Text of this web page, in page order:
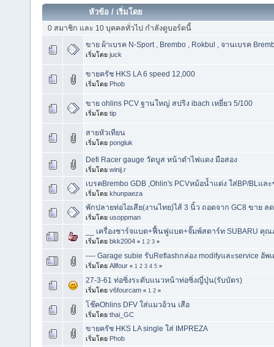
หัวข้อ / เริ่มโดย
0 สมาชิก และ 10 บุคคลทั่วไป กำลังดูบอร์ดนี้
ขาย ผ้าเบรค N-Sport , Brembo , Rokbul , จานเบรค
เริ่มโดย juck
ขายครัช HKS LA 6 speed 12,000
เริ่มโดย Phob
ขาย ohlins PCV ฐานใหญ่ สปริง ibach เหยี่ยว 5/100
เริ่มโดย tip
สายหัวเทียน
เริ่มโดย pongluk
Defi Racer gauge วัดบูส หน้าดำไฟแดง มือสอง
เริ่มโดย winij.r
เบรคBrembo GDB ,Ohlin's PCVหม้อน้ำแต่ง ใส่BP/BLแล
เริ่มโดย khunpaeza
พักปลายท่อไอเสีย(งานไทย)ไส้ 3 นิ้ว ถอดจาก GC8 ขาย ล
เริ่มโดย usoppman
__ เครื่องชาร์จแบต+ฟื้นฟูแบต+จั๊มพ์สตาร์ท SUBARU คุ
เริ่มโดย bkk2004 « 1 2 3 »
---- Garage subie รับReflashกล่อง modifyและservice อั
เริ่มโดย Allfour « 1 2 3 4 5 »
27-3-61 ท่อซิ่งระดับแนวหน้าท่อซิ่งญี่ปุ่น(รับบัตร)
เริ่มโดย v6fourcam « 1 2 »
โช๊คOhlins DFV ใส่แมวอ้วน เสือ
เริ่มโดย thai_GC
ขายครัช HKS LA single ใส่ IMPREZA
เริ่มโดย Phob